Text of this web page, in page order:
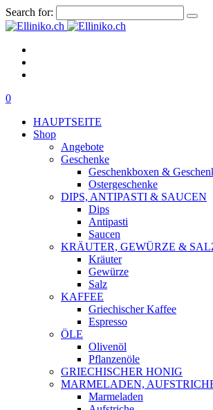
Search for:
0
HAUPTSEITE
Shop
Angebote
Geschenke
Geschenkboxen &
Ostergeschenke
DIPS, ANTIPASTI & SAUCEN
Dips
Antipasti
Saucen
KRÄUTER, GEWÜRZE &
Kräuter
Gewürze
Salz
KAFFEE
Griechischer Kaffee
Espresso
ÖLE
Olivenöl
Pflanzenöle
GRIECHISCHER HONIG
MARMELADEN,
Marmeladen